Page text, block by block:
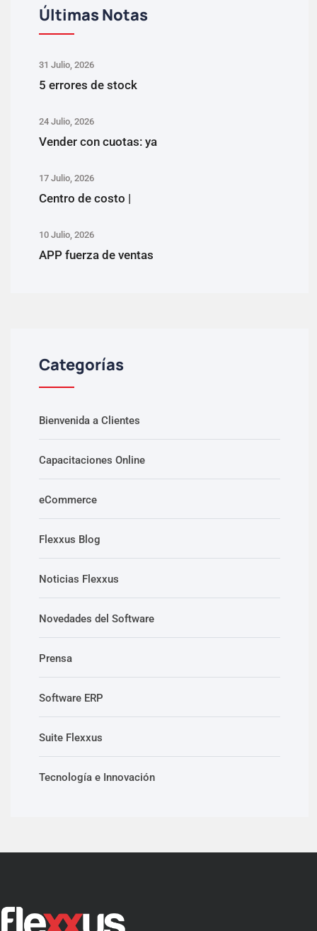
Últimas Notas
31 Julio, 2026
5 errores de stock
24 Julio, 2026
Vender con cuotas: ya
17 Julio, 2026
Centro de costo |
10 Julio, 2026
APP fuerza de ventas
Categorías
Bienvenida a Clientes
Capacitaciones Online
eCommerce
Flexxus Blog
Noticias Flexxus
Novedades del Software
Prensa
Software ERP
Suite Flexxus
Tecnología e Innovación